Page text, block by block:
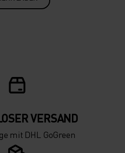
VERSAND
mit DHL GoGreen